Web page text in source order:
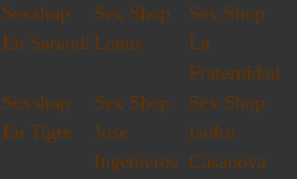
Sexshop
En Sarandi
Sex Shop
Lanus
Sex Shop
La
Fraternidad
Sexshop
En Tigre
Sex Shop
Jose
Ingenieros
Sex Shop
Isidro
Casanova